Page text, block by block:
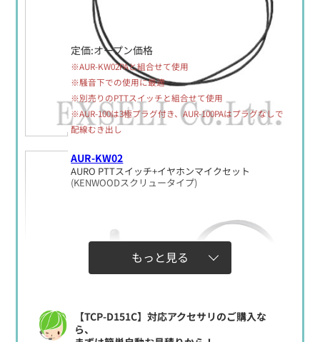
定価:オープン価格
※AUR-KW02PAと組合せて使用
※騒音下での使用に最適
※別売りのPTTスイッチと組合せて使用
※AUR-100は3極プラグ付き、AUR-100PAはプラグなしで
配線むき出し
AUR-KW02
AURO PTTスイッチ+イヤホンマイクセット
(KENWOODスクリュータイプ)
もっと見る
【TCP-D151C】対応アクセサリのご購入な
ら、